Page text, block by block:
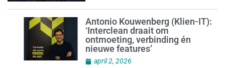
Antonio Kouwenberg (Klien-IT):
‘Interclean draait om
ontmoeting, verbinding én
nieuwe features’
april 2, 2026